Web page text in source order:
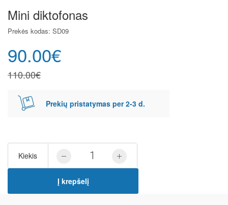
Mini diktofonas
Prekės kodas: SD09
90.00€
110.00€
Prekių pristatymas per 2-3 d.
Kiekis
Į krepšelį